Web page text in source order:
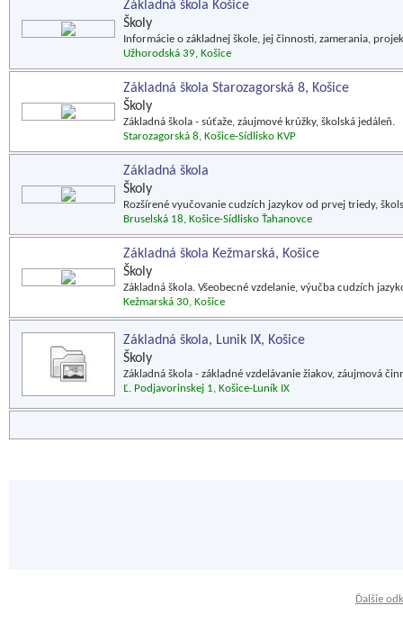
Základná škola Košice
Školy
Informácie o základnej škole, jej činnosti, zamerania,
Užhorodská 39, Košice
Základná škola Starozagorská 8, Košice
Školy
Základná škola - súťaže, záujmové krúžky, školská jedáleň.
Starozagorská 8, Košice-Sídlisko KVP
Základná škola
Školy
Rozšírené vyučovanie cudzích jazykov od prvej triedy,
Bruselská 18, Košice-Sídlisko Ťahanovce
Základná škola Kežmarská, Košice
Školy
Základná škola. Všeobecné vzdelanie, výučba cudzích
Kežmarská 30, Košice
Základná škola, Lunik IX, Košice
Školy
Základná škola - základné vzdelávanie žiakov, záujmová
Ľ. Podjavorinskej 1, Košice-Luník IX
Ďalšie